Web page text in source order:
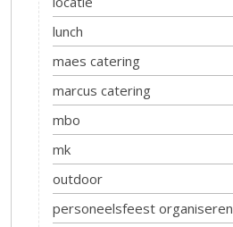
lunch
maes catering
marcus catering
mbo
mk
outdoor
personeelsfeest organiseren